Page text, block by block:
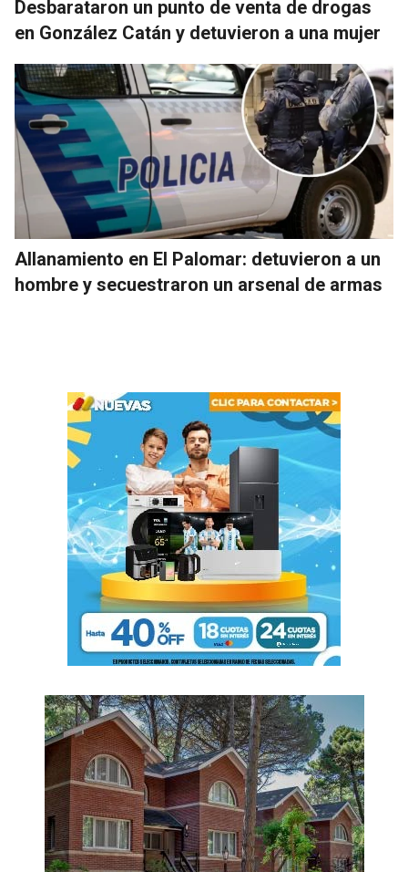
Desbarataron un punto de venta de drogas
en González Catán y detuvieron a una mujer
Allanamiento en El Palomar: detuvieron a un
hombre y secuestraron un arsenal de armas